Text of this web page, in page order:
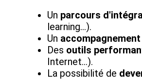
Un parcours
learning…).
Un
Des outils
Internet...).
La possibilité de